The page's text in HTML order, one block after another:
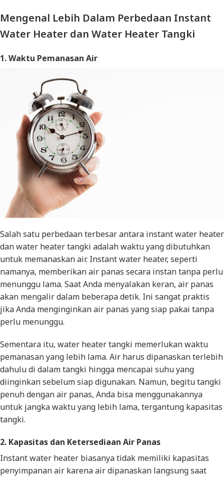
Mengenal Lebih Dalam Perbedaan Instant
Water Heater dan Water Heater Tangki
1. Waktu Pemanasan Air
Salah satu perbedaan terbesar antara instant water heater
dan water heater tangki adalah waktu yang dibutuhkan
untuk memanaskan air. Instant water heater, seperti
namanya, memberikan air panas secara instan tanpa perlu
menunggu lama. Saat Anda menyalakan keran, air panas
akan mengalir dalam beberapa detik. Ini sangat praktis
jika Anda menginginkan air panas yang siap pakai tanpa
perlu menunggu.
Sementara itu, water heater tangki memerlukan waktu
pemanasan yang lebih lama. Air harus dipanaskan terlebih
dahulu di dalam tangki hingga mencapai suhu yang
diinginkan sebelum siap digunakan. Namun, begitu tangki
penuh dengan air panas, Anda bisa menggunakannya
untuk jangka waktu yang lebih lama, tergantung kapasitas
tangki.
2. Kapasitas dan Ketersediaan Air Panas
Instant water heater biasanya tidak memiliki kapasitas
penyimpanan air karena air dipanaskan langsung saat